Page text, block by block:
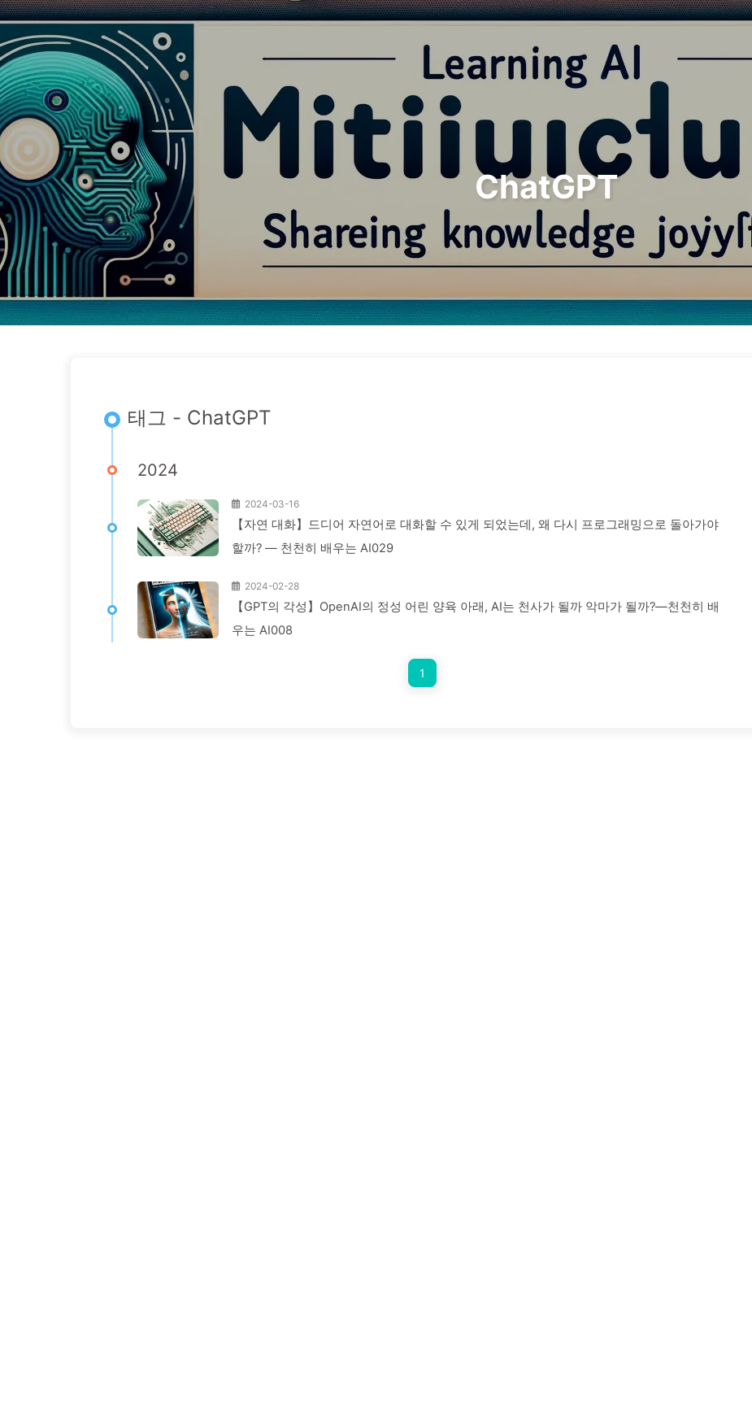
AI 변혁으로 가는 길 검색 홈 아카이브
ChatGPT
태그 - ChatGPT
2024
2024-03-16
【자연 대화】드디어 자연어로 대화할 수 있게 되었는데, 왜 다시 프로그래밍으로 돌아가야
할까? — 천천히 배우는 AI029
2024-02-28
【GPT의 각성】OpenAI의 정성 어린 양육 아래, AI는 천사가 될까 악마가 될까?—천천히 배
우는 AI008
1